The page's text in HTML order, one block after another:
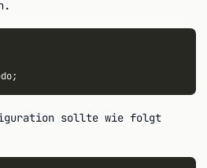
sollte wie folgt